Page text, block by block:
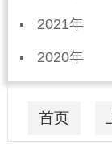
2021年
2020年
宁晋县统计
2025-01-20
首页